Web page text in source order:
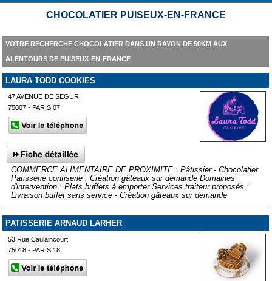
CHOCOLATIER PUISEUX-EN-FRANCE
VOTRE RECHERCHE CHOCOLATIER DANS UN RAYON DE 50KM AUX
ALENTOURS DE PUISEUX-EN-FRANCE
LAURA TODD COOKIES
47 AVENUE DE SEGUR
75007 - PARIS 07
COMMERCE ALIMENTAIRE DE PROXIMITE : Pâtissier - Chocolatier
Patisserie confiserie : Création gâteaux sur demande Domaines
d'intervention : Plats buffets à emporter Services traiteur proposés :
Livraison buffet sans service - Création gâteaux sur demande
PATISSERIE ARNAUD LARHER
53 Rue Caulaincourt
75018 - PARIS 18